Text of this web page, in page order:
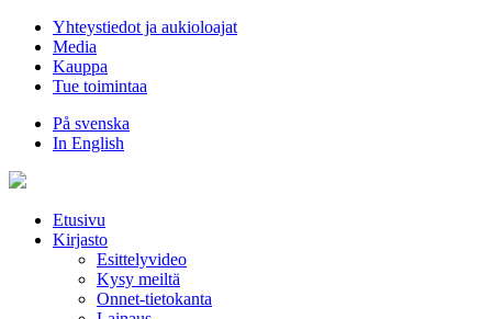
Hyppää
sisältöön
Yhteystiedot ja aukioloajat
Media
Kauppa
Tue toimintaa
På svenska
In English
Etusivu
Kirjasto
Esittelyvideo
Kysy meiltä
Onnet-tietokanta